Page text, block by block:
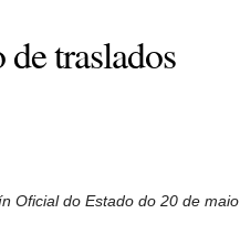
traslados
Oficial do Estado do 20 de maio